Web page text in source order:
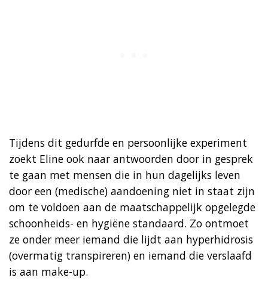
Tijdens dit gedurfde en persoonlijke experiment
zoekt Eline ook naar antwoorden door in gesprek
te gaan met mensen die in hun dagelijks leven
door een (medische) aandoening niet in staat zijn
om te voldoen aan de maatschappelijk opgelegde
schoonheids- en hygiëne standaard. Zo ontmoet
ze onder meer iemand die lijdt aan hyperhidrosis
(overmatig transpireren) en iemand die verslaafd
is aan make-up.